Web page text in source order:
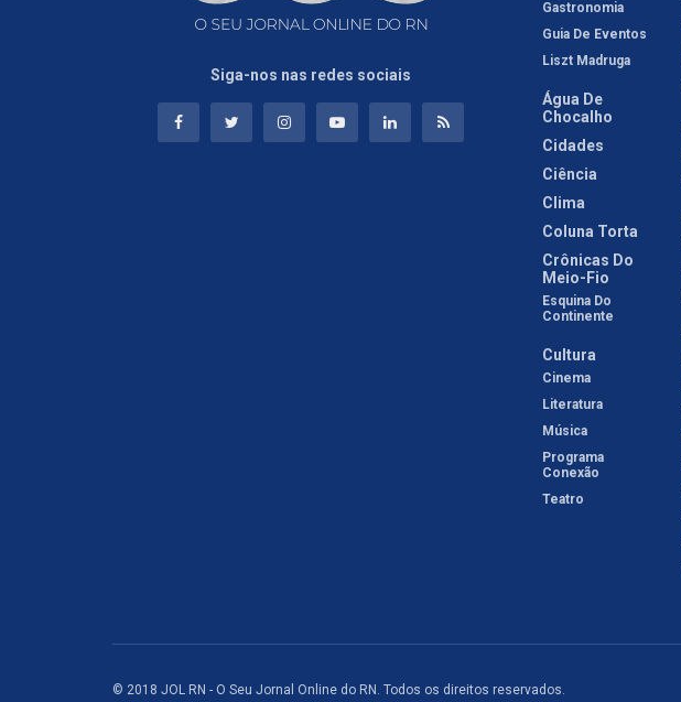
Siga-nos nas redes sociais
Gastronomia
Guia De Eventos
Liszt Madruga
Água De
Chocalho
Cidades
Ciência
Clima
Coluna Torta
Crônicas Do
Meio-Fio
Esquina Do
Continente
Cultura
Cinema
Literatura
Música
Programa
Conexão
Teatro
© 2018 JOL RN - O Seu Jornal Online do RN. Todos os direitos reservados.